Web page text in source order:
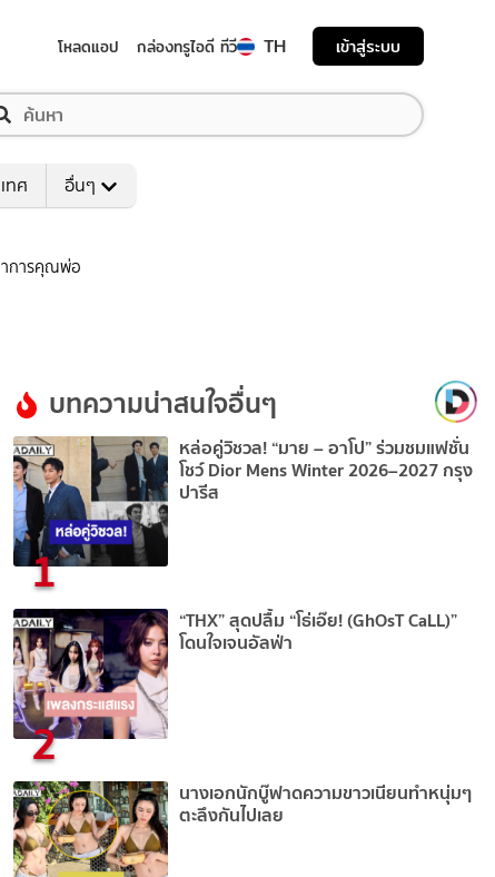
โหลดแอป กล่องทรูไอดี ทีวี TH เข้าสู่ระบบ
ทศ อื่นๆ
าการคุณพ่อ
บทความน่าสนใจอื่นๆ
1
หล่อคู่วิชวล! “มาย – อาโป” ร่วมชมแฟชั่น
โชว์ Dior Mens Winter 2026–2027 กรุง
ปารีส
2
“THX” สุดปลื้ม “โธ่เอ๊ย! (GhOsT CaLL)”
โดนใจเจนอัลฟ่า
นางเอกนักบู๊ฟาดความขาวเนียนทำหนุ่มๆ
ตะลึงกันไปเลย